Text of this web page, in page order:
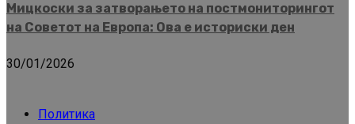
Мицкоски за затворањето на постмониторингот
на Советот на Европа: Ова е историски ден
30/01/2026
Политика